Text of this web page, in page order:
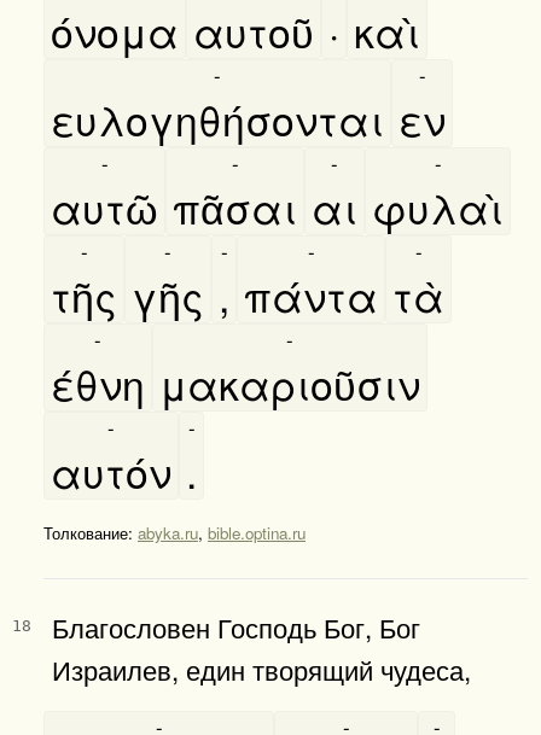
όνομα αυτοῦ · καὶ
ευλογηθήσονται
-
εν
-
αυτῶ
-
πᾶσαι
-
αι
-
φυλαὶ
-
τῆς
-
γῆς
-
,
-
πάντα
-
τὰ
-
έθνη
-
μακαριοῦσιν
-
αυτόν
-
.
-
Толкование: abyka.ru, bible.optina.ru
18
Благословен Господь Бог, Бог
Израилев, един творящий чудеса,
- - -